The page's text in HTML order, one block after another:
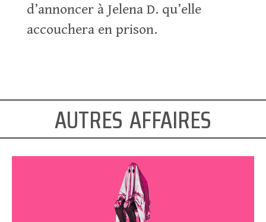
d’annoncer à Jelena D. qu’elle
accouchera en prison.
autres affaires